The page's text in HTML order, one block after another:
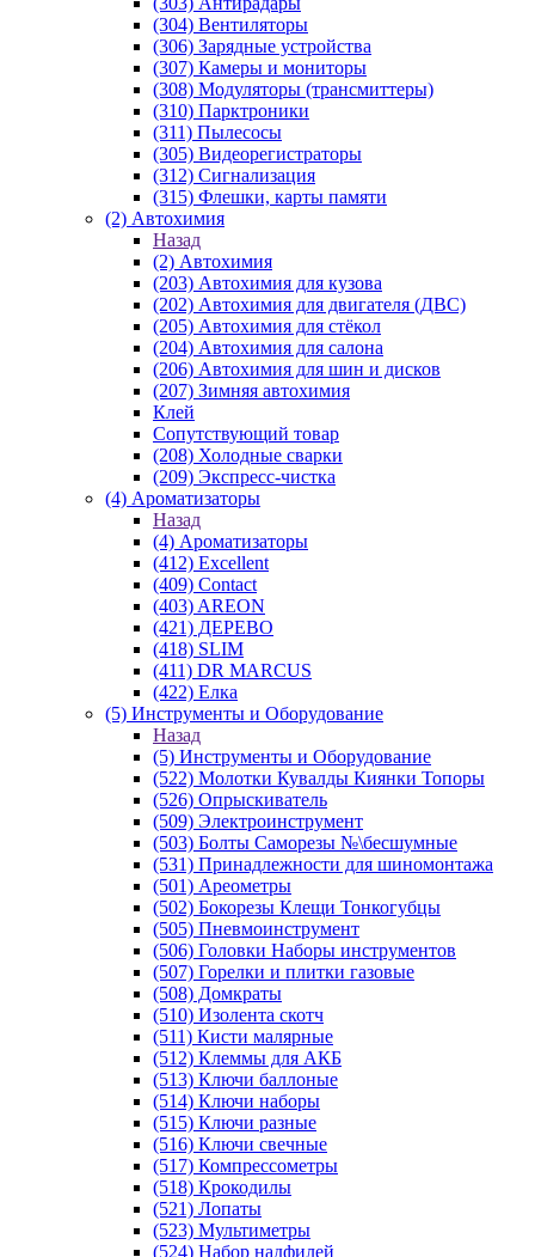
(304) Вентиляторы
(306) Зарядные устройства
(307) Камеры и мониторы
(308) Модуляторы (трансмиттеры)
(310) Парктроники
(311) Пылесосы
(305) Видеорегистраторы
(312) Сигнализация
(315) Флешки, карты памяти
(2) Автохимия
Назад
(2) Автохимия
(203) Автохимия для кузова
(202) Автохимия для двигателя (ДВС)
(205) Автохимия для стёкол
(204) Автохимия для салона
(206) Автохимия для шин и дисков
(207) Зимняя автохимия
Клей
Сопутствующий товар
(208) Холодные сварки
(209) Экспреcс-чистка
(4) Ароматизаторы
Назад
(4) Ароматизаторы
(412) Excellent
(409) Contact
(403) AREON
(421) ДЕРЕВО
(418) SLIM
(411) DR MARCUS
(422) Елка
(5) Инструменты и Оборудование
Назад
(5) Инструменты и Оборудование
(522) Молотки Кувалды Киянки Топоры
(526) Опрыскиватель
(509) Электроинструмент
(503) Болты Саморезы №\бесшумные
(531) Принадлежности для шиномонтажа
(501) Ареометры
(502) Бокорезы Клещи Тонкогубцы
(505) Пневмоинструмент
(506) Головки Наборы инструментов
(507) Горелки и плитки газовые
(508) Домкраты
(510) Изолента скотч
(511) Кисти малярные
(512) Клеммы для АКБ
(513) Ключи баллоные
(514) Ключи наборы
(515) Ключи разные
(516) Ключи свечные
(517) Компрессометры
(518) Крокодилы
(521) Лопаты
(523) Мультиметры
(524) Набор надфилей